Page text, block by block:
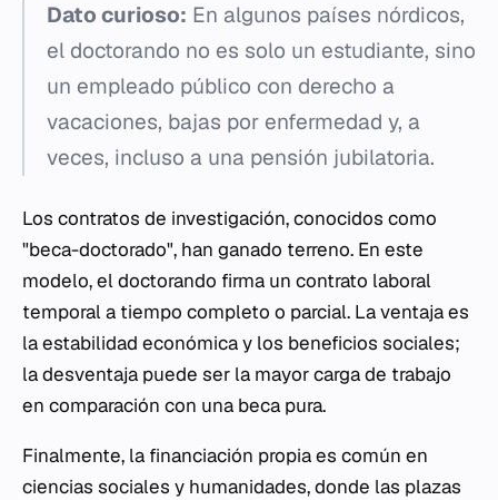
Dato curioso: En algunos países nórdicos,
el doctorando no es solo un estudiante, sino
un empleado público con derecho a
vacaciones, bajas por enfermedad y, a
veces, incluso a una pensión jubilatoria.
Los contratos de investigación, conocidos como
"beca-doctorado", han ganado terreno. En este
modelo, el doctorando firma un contrato laboral
temporal a tiempo completo o parcial. La ventaja es
la estabilidad económica y los beneficios sociales;
la desventaja puede ser la mayor carga de trabajo
en comparación con una beca pura.
Finalmente, la financiación propia es común en
ciencias sociales y humanidades, donde las plazas